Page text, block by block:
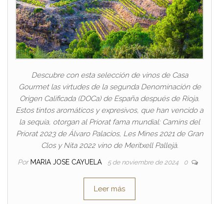
Descubre con esta selección de vinos de Casa
Gourmet las virtudes de la segunda Denominación de
Origen Calificada (DOCa) de España después de Rioja.
Estos tintos aromáticos y expresivos, que han vencido a
la sequía, otorgan al Priorat fama mundial: Camins del
Priorat 2023 de Álvaro Palacios, Les Mines 2021 de Gran
Clos y Nita 2022 vino de Meritxell Pallejà.
Por MARIA JOSE CAYUELA 5 de noviembre de 2024 0
Leer más